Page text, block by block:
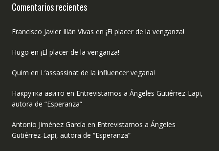
Comentarios recientes
Francisco Javier Illán Vivas en ¡El placer de la venganza!
Hugo en ¡El placer de la venganza!
Quim en L’assassinat de la influencer vegana!
Накрутка авито en Entrevistamos a Ángeles Gutiérrez-Lapi,
autora de “Esperanza”
Antonio Jiménez García en Entrevistamos a Ángeles
Gutiérrez-Lapi, autora de “Esperanza”